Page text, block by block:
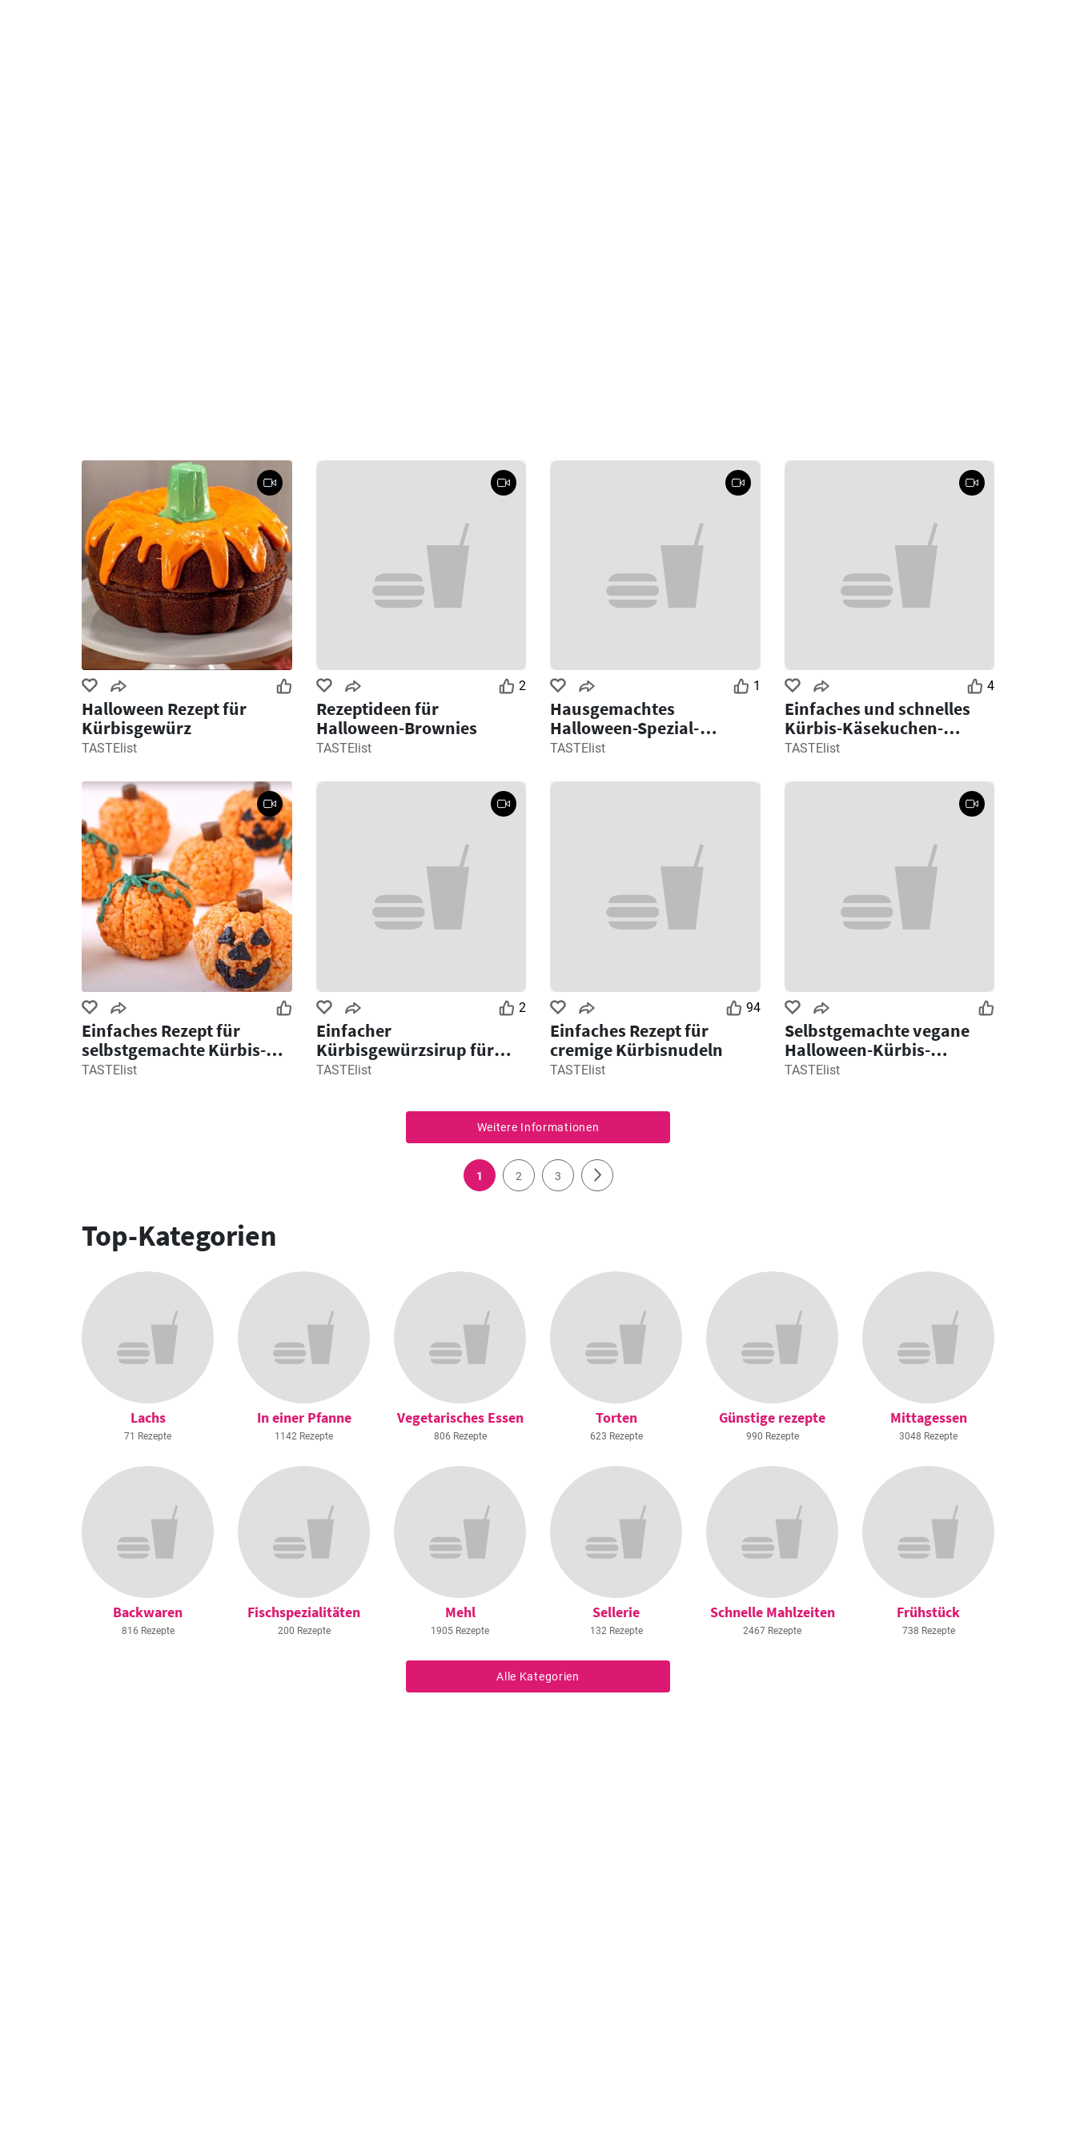
Halloween Rezept für
Kürbisgewürz
TASTElist
2
Rezeptideen für
Halloween-Brownies
TASTElist
1
Hausgemachtes
Halloween-Spezial-
Kürbisgewürz-Latte-
TASTElist
4
Einfaches und schnelles
Kürbis-Käsekuchen-
Rezept für Halloween
TASTElist
Einfaches Rezept für
selbstgemachte Kürbis-
Reiskrispie-Leckereien
TASTElist
2
Einfacher
Kürbisgewürzsirup für
Halloween-Desserts
TASTElist
94
Einfaches Rezept für
cremige Kürbisnudeln
TASTElist
Selbstgemachte vegane
Halloween-Kürbis-
Erdnussbutterbecher-
TASTElist
Weitere Informationen
1 2 3
Top-Kategorien
Lachs
71 Rezepte
In einer Pfanne
1142 Rezepte
Vegetarisches Essen
806 Rezepte
Torten
623 Rezepte
Günstige rezepte
990 Rezepte
Mittagessen
3048 Rezepte
Backwaren
816 Rezepte
Fischspezialitäten
200 Rezepte
Mehl
1905 Rezepte
Sellerie
132 Rezepte
Schnelle Mahlzeiten
2467 Rezepte
Frühstück
738 Rezepte
Alle Kategorien